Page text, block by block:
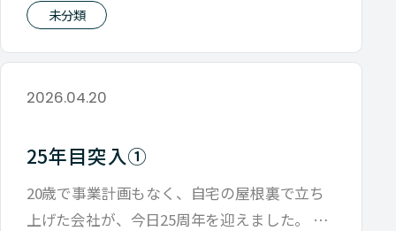
未分類
2026.04.20
25年目突入①
20歳で事業計画もなく、自宅の屋根裏で立ち
上げた会社が、今日25周年を迎えました。 起